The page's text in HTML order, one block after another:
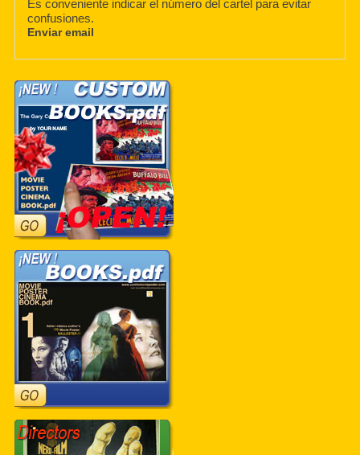
Es conveniente indicar el número del cartel para evitar
confusiones.
Enviar email